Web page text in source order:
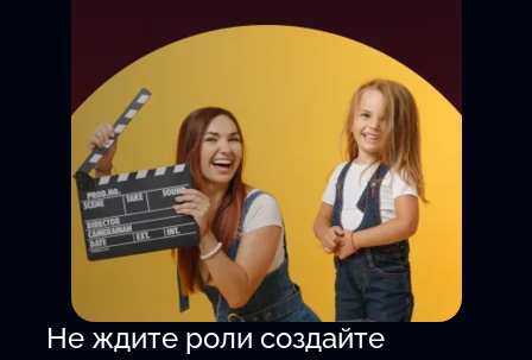
Не ждите роли создайте